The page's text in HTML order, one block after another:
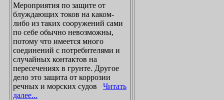
Мероприятия по защите от
блуждающих токов на каком-
либо из таких сооружений сами
по себе обычно невозможны,
потому что имеется много
соединений с потребителями и
случайных контактов на
пересечениях в грунте. Другое
дело это защита от коррозии
речных и морских судов Читать
далее...